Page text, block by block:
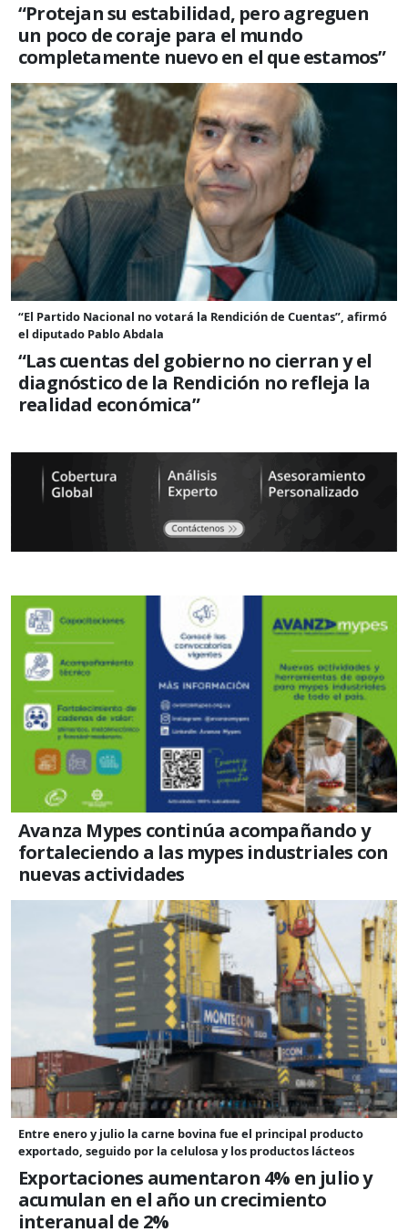
“Protejan su estabilidad, pero agreguen
un poco de coraje para el mundo
completamente nuevo en el que estamos”
“El Partido Nacional no votará la Rendición de Cuentas”, afirmó
el diputado Pablo Abdala
“Las cuentas del gobierno no cierran y el
diagnóstico de la Rendición no refleja la
realidad económica”
Avanza Mypes continúa acompañando y
fortaleciendo a las mypes industriales con
nuevas actividades
Entre enero y julio la carne bovina fue el principal producto
exportado, seguido por la celulosa y los productos lácteos
Exportaciones aumentaron 4% en julio y
acumulan en el año un crecimiento
interanual de 2%